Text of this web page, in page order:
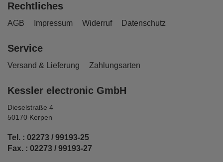
Rechtliches
AGB Impressum Widerruf Datenschutz
Service
Versand & Lieferung Zahlungsarten
Kessler electronic GmbH
Dieselstraße 4
50170 Kerpen
Tel. : 02273 / 99193-25
Fax. : 02273 / 99193-27